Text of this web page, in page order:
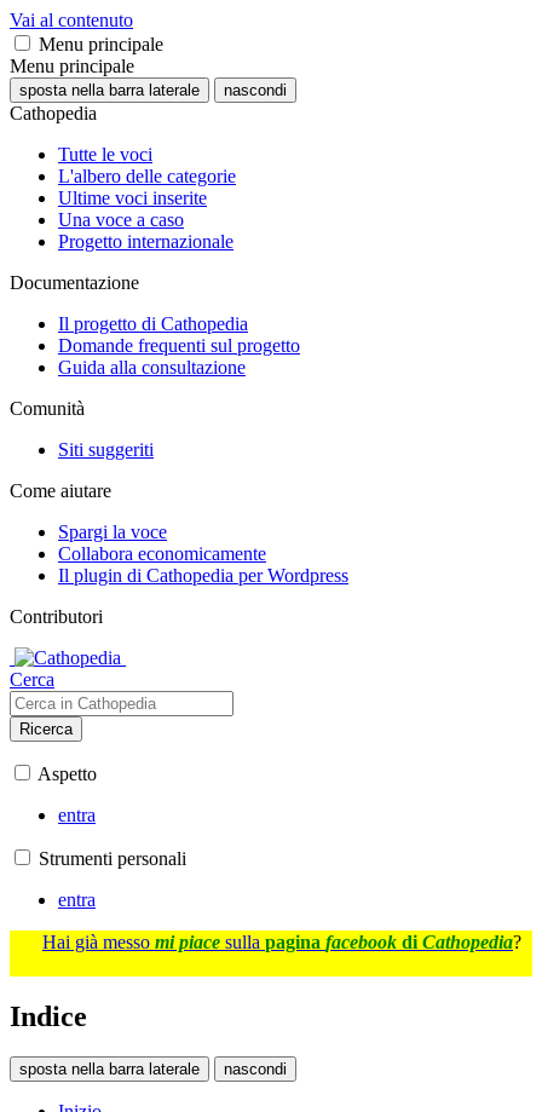
Vai al contenuto
Menu principale
Menu principale
sposta nella barra laterale nascondi
Cathopedia
Tutte le voci
L'albero delle categorie
Ultime voci inserite
Una voce a caso
Progetto internazionale
Documentazione
Il progetto di Cathopedia
Domande frequenti sul progetto
Guida alla consultazione
Comunità
Siti suggeriti
Come aiutare
Spargi la voce
Collabora economicamente
Il plugin di Cathopedia per Wordpress
Contributori
Cerca
Ricerca
Aspetto
entra
Strumenti personali
entra
Hai già messo mi piace sulla pagina facebook di Cathopedia?
Indice
sposta nella barra laterale nascondi